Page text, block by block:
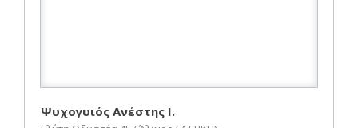
Ψυχογυιός Ανέστης Ι.